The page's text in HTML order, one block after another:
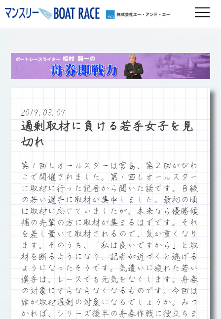
2019.03.07
過剰取材に負ける若手女子を見
切れ
第１回Ｌオールスターは宮島、第２回がびわ
こで開催されました。第１回Ｌオールスター
に取材に行った記者から聞いた話です。Ｂ級
の若い選手に取材が集中しました。最初の頃
は取材に応じていましたが、本来なら優勝候
補の先輩の方に取材が集まるはずです。それ
を差し置いて取材されるので、気が重くなり
ます。そのうち、「私は良いですから」と取
材を断るようになり、記者が近づくと逃げる
ようになったそうです。気遣いに疲れた若い
選手は、レースでも元気をなくします。舟券
の対象にすらならなくなるものです。今回は
誰が取材過剰の対象になるでしょうか。みつ
かれば、シリーズ後半の舟券作戦に役立ちま